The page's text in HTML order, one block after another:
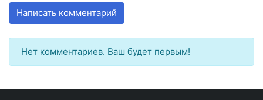
Написать комментарий
Нет комментариев. Ваш будет первым!